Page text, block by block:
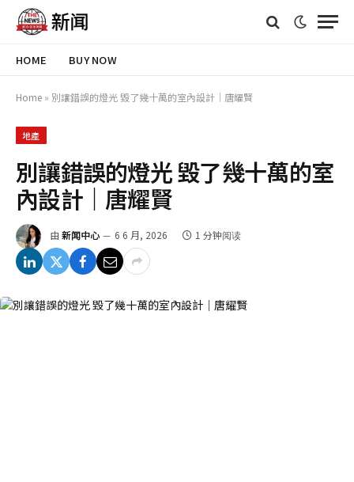
HOME BUY NOW
Home » 別讓錯誤的燈光 毀了幾十萬的室內設計｜唐耀賢
地產
別讓錯誤的燈光 毀了幾十萬的室
內設計｜唐耀賢
由 新闻中心 6 6 月, 2026 1 分钟阅读